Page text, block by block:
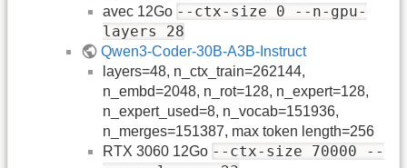
avec 12Go --ctx-size 0 --n-gpu-
layers 28
Qwen3-Coder-30B-A3B-Instruct
layers=48, n_ctx_train=262144,
n_embd=2048, n_rot=128, n_expert=128,
n_expert_used=8, n_vocab=151936,
n_merges=151387, max token length=256
RTX 3060 12Go --ctx-size 70000 --